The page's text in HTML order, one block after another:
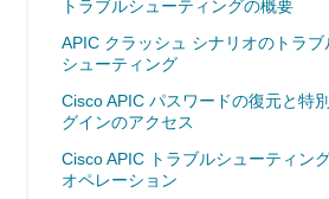
トラブルシューティングの概要
APIC クラッシュ シナリオのトラブ
シューティング
Cisco APIC パスワードの復元と特
グインのアクセス
Cisco APIC トラブルシューティン
オペレーション